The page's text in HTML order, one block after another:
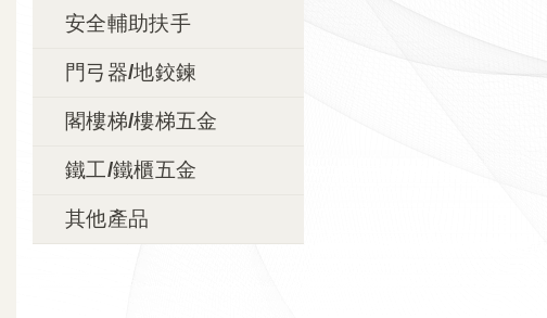
安全輔助扶手
門弓器/地鉸鍊
閣樓梯/樓梯五金
鐵工/鐵櫃五金
其他產品